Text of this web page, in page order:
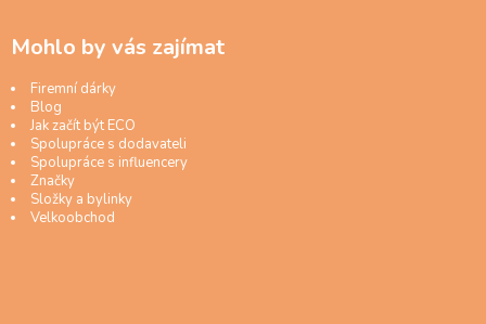
Mohlo by vás zajímat
Firemní dárky
Blog
Jak začít být ECO
Spolupráce s dodavateli
Spolupráce s influencery
Značky
Složky a bylinky
Velkoobchod